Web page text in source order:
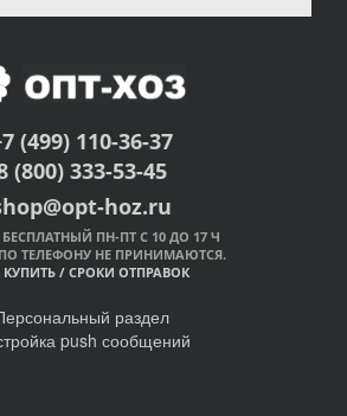
(499) 110-36-37
(800) 333-53-45
hoz.ru
ПН-ПТ С 10 ДО 17 Ч
ТЕЛЕФОНУ НЕ ПРИНИМАЮТСЯ.
КУПИТЬ / СРОКИ ОТПРАВОК
раздел
push сообщений